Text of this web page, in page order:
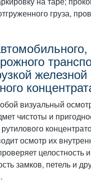
груза,
визуальный
чистоты и
осмотр их
целостность и
замков, петель и